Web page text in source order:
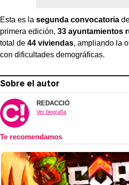
Esta es la segunda convocatoria
primera edición, 33 ayuntamientos
total de 44 viviendas, ampliando la
con dificultades demográficas.
Sobre el autor
REDACCIÓ
Ver biografía